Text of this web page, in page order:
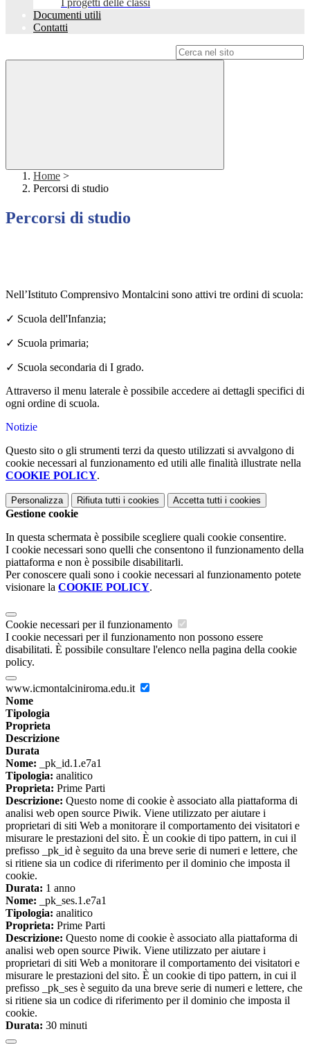
I progetti delle classi
Documenti utili
Contatti
Home >
Percorsi di studio
Percorsi di studio
Nell’Istituto Comprensivo Montalcini sono attivi tre ordini di scuola:
✓ Scuola dell'Infanzia;
✓ Scuola primaria;
✓ Scuola secondaria di I grado.
Attraverso il menu laterale è possibile accedere ai dettagli specifici di
ogni ordine di scuola.
Notizie
Questo sito o gli strumenti terzi da questo utilizzati si avvalgono di
cookie necessari al funzionamento ed utili alle finalità illustrate nella
COOKIE POLICY.
Personalizza Rifiuta tutti i cookies Accetta tutti i cookies
Gestione cookie
In questa schermata è possibile scegliere quali cookie consentire.
I cookie necessari sono quelli che consentono il funzionamento della
piattaforma e non è possibile disabilitarli.
Per conoscere quali sono i cookie necessari al funzionamento potete
visionare la COOKIE POLICY.
Cookie necessari per il funzionamento
I cookie necessari per il funzionamento non possono essere
disabilitati. È possibile consultare l'elenco nella pagina della cookie
policy.
www.icmontalciniroma.edu.it
Nome
Tipologia
Proprieta
Descrizione
Durata
Nome: _pk_id.1.e7a1
Tipologia: analitico
Proprieta: Prime Parti
Descrizione: Questo nome di cookie è associato alla piattaforma di
analisi web open source Piwik. Viene utilizzato per aiutare i
proprietari di siti Web a monitorare il comportamento dei visitatori e
misurare le prestazioni del sito. È un cookie di tipo pattern, in cui il
prefisso _pk_id è seguito da una breve serie di numeri e lettere, che
si ritiene sia un codice di riferimento per il dominio che imposta il
cookie.
Durata: 1 anno
Nome: _pk_ses.1.e7a1
Tipologia: analitico
Proprieta: Prime Parti
Descrizione: Questo nome di cookie è associato alla piattaforma di
analisi web open source Piwik. Viene utilizzato per aiutare i
proprietari di siti Web a monitorare il comportamento dei visitatori e
misurare le prestazioni del sito. È un cookie di tipo pattern, in cui il
prefisso _pk_ses è seguito da una breve serie di numeri e lettere, che
si ritiene sia un codice di riferimento per il dominio che imposta il
cookie.
Durata: 30 minuti